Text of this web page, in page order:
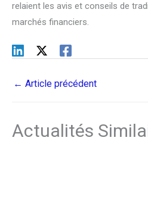
relaient les avis et conseils de
marchés financiers.
← Article précédent
Actualités